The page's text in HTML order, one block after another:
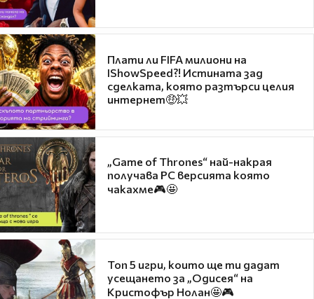
Плати ли FIFA милиони на
IShowSpeed?! Истината зад
сделката, която разтърси целия
интернет🤑💥
„Game of Thrones“ най-накрая
получава PC версията която
чакахме🎮🤩
Топ 5 игри, които ще ти дадат
усещането за „Одисея“ на
Кристофър Нолан🤩🎮